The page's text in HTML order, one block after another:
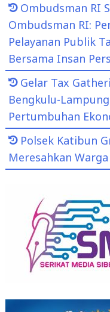
Ombudsman RI
Ombudsman RI:
Pelayanan Publik
Bersama Insan Pers
Gelar Tax
Bengkulu-
Pertumbuhan
Polsek Katibun
Meresahkan Warga